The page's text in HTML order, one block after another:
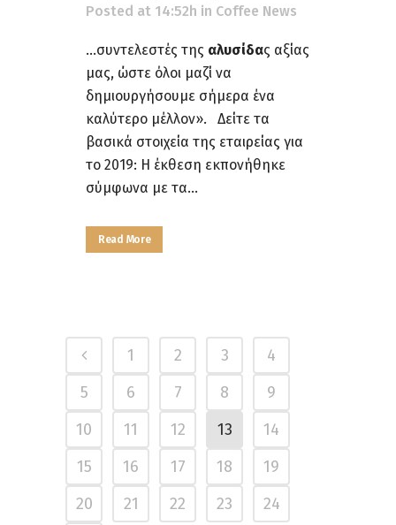
Posted at 14:52h in Coffee News
...συντελεστές της αλυσίδας αξίας
μας, ώστε όλοι μαζί να
δημιουργήσουμε σήμερα ένα
καλύτερο μέλλον». Δείτε τα
βασικά στοιχεία της εταιρείας για
το 2019: Η έκθεση εκπονήθηκε
σύμφωνα με τα...
Read More
1 2 3
4
5
6 7 8
9
10
11 12 13
14
15
16 17 18
19
20
21 22 23 24